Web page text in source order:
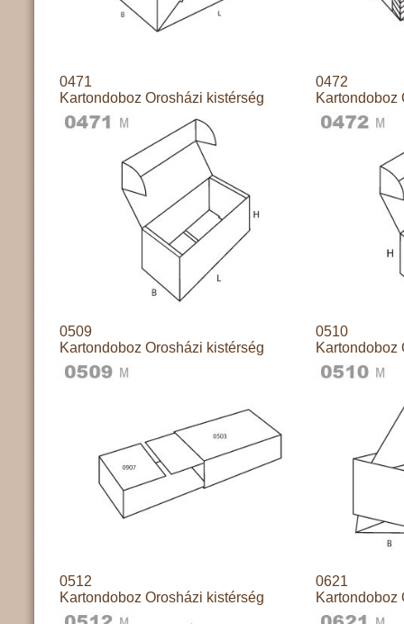
0471
Kartondoboz Orosházi kistérség
0472
Kartondoboz
0509
Kartondoboz Orosházi kistérség
0510
Kartondoboz
0512
Kartondoboz Orosházi kistérség
0621
Kartondoboz